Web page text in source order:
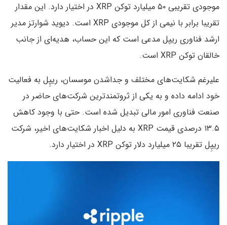
موجودی تقریبی ۵۰ میلیارد توکن XRP در اختیار دارد. این مقدار
تقریبا برابر با نیمی از کل موجودی XRP است. دیوید شوارتز مدیر
ارشد فناوری ریپل مدعی است که این حساب، هدیه‌ای از جانب
خالقان توکن XRP است.
علیرغم شکایت‌های مختلف و جداشدن موسسان، ریپِل به فعالیت
خود ادامه داده و به یکی از ثروتمندترین شرکت‌های حاضر در
صنعت فناوری امور مالی تبدیل شده است. حتی با وجود کاهش
۱۳.۵ درصدی قیمت XRP به دلیل اخبار شکایت‌های اخیر، شرکت
ریپِل تقریبا ۲۵ میلیارد دلار توکن XRP در اختیار دارد.